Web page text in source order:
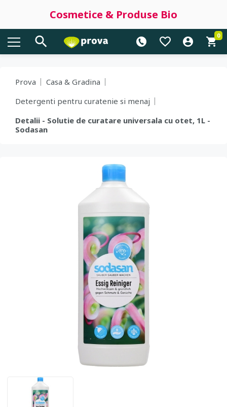
Cosmetice & Produse Bio
0
Prova
Casa & Gradina
Detergenti pentru curatenie si menaj
Detalii - Solutie de curatare universala cu otet, 1L -
Sodasan